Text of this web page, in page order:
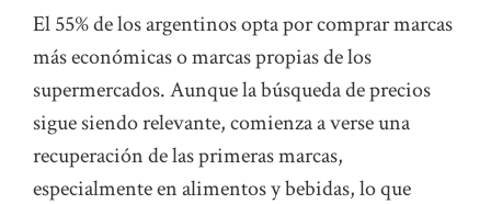
El 55% de los argentinos opta por comprar marcas
más económicas o marcas propias de los
supermercados. Aunque la búsqueda de precios
sigue siendo relevante, comienza a verse una
recuperación de las primeras marcas,
especialmente en alimentos y bebidas, lo que